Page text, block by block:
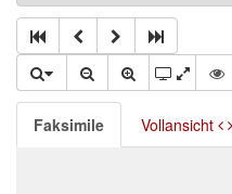
Faksimile Vollansicht